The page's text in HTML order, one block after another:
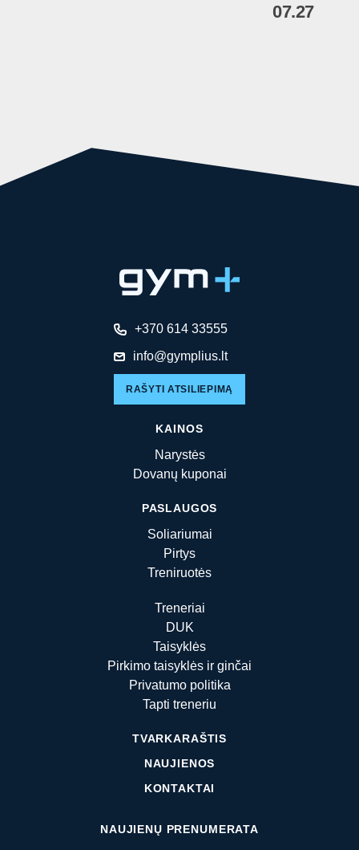
07.27
+370 614 33555
info@gymplius.lt
RAŠYTI ATSILIEPIMĄ
KAINOS
Narystės
Dovanų kuponai
PASLAUGOS
Soliariumai
Pirtys
Treniruotės
Treneriai
DUK
Taisyklės
Pirkimo taisyklės ir ginčai
Privatumo politika
Tapti treneriu
TVARKARAŠTIS
NAUJIENOS
KONTAKTAI
NAUJIENŲ PRENUMERATA